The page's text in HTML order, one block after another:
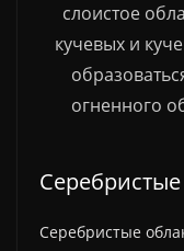
слоистое
кучевых и
огненного
Серебристые